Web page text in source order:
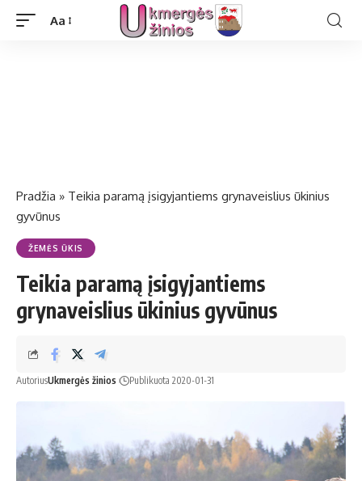
Aa
Pradžia » Teikia paramą įsigyjantiems grynaveislius ūkinius
gyvūnus
ŽEMĖS ŪKIS
Teikia paramą įsigyjantiems
grynaveislius ūkinius gyvūnus
AutoriusUkmergės žinios Publikuota 2020-01-31